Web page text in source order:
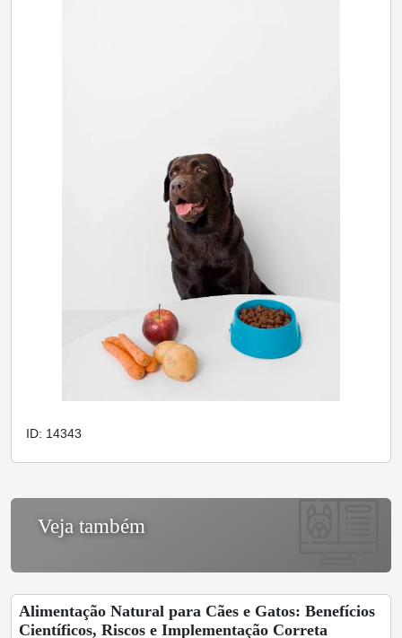
ID: 14343
Veja também
Alimentação Natural para Cães e Gatos: Benefícios
Científicos, Riscos e Implementação Correta